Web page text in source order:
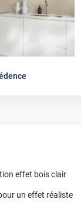
effet bois clair
un effet réaliste